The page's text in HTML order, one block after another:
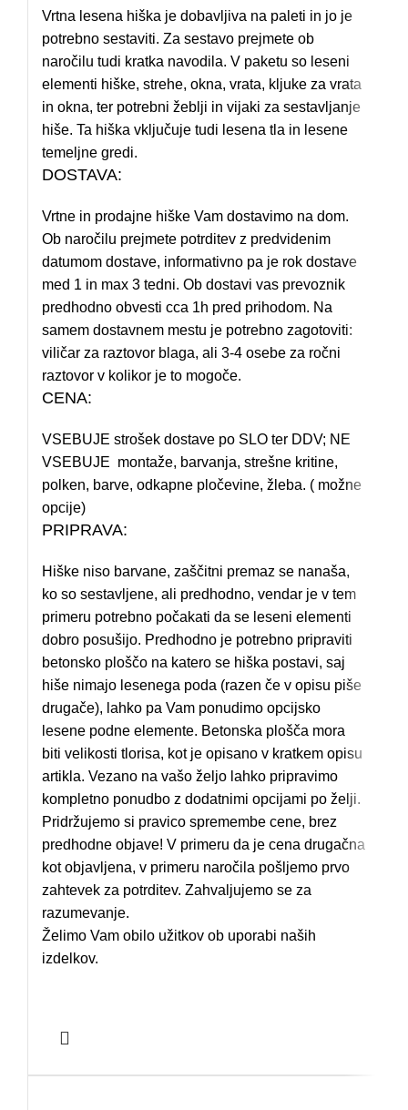
Vrtna lesena hiška je dobavljiva na paleti in jo je
potrebno sestaviti. Za sestavo prejmete ob
naročilu tudi kratka navodila. V paketu so leseni
elementi hiške, strehe, okna, vrata, kljuke za vrata
in okna, ter potrebni žeblji in vijaki za sestavljanje
hiše. Ta hiška vključuje tudi lesena tla in lesene
temeljne gredi.
DOSTAVA:
Vrtne in prodajne hiške Vam dostavimo na dom.
Ob naročilu prejmete potrditev z predvidenim
datumom dostave, informativno pa je rok dostave
med 1 in max 3 tedni. Ob dostavi vas prevoznik
predhodno obvesti cca 1h pred prihodom. Na
samem dostavnem mestu je potrebno zagotoviti:
viličar za raztovor blaga, ali 3-4 osebe za ročni
raztovor v kolikor je to mogoče.
CENA:
VSEBUJE strošek dostave po SLO ter DDV; NE
VSEBUJE montaže, barvanja, strešne kritine,
polken, barve, odkapne pločevine, žleba. ( možne
opcije)
PRIPRAVA:
Hiške niso barvane, zaščitni premaz se nanaša,
ko so sestavljene, ali predhodno, vendar je v tem
primeru potrebno počakati da se leseni elementi
dobro posušijo. Predhodno je potrebno pripraviti
betonsko ploščo na katero se hiška postavi, saj
hiše nimajo lesenega poda (razen če v opisu piše
drugače), lahko pa Vam ponudimo opcijsko
lesene podne elemente. Betonska plošča mora
biti velikosti tlorisa, kot je opisano v kratkem opisu
artikla. Vezano na vašo željo lahko pripravimo
kompletno ponudbo z dodatnimi opcijami po želji.
Pridržujemo si pravico spremembe cene, brez
predhodne objave! V primeru da je cena drugačna
kot objavljena, v primeru naročila pošljemo prvo
zahtevek za potrditev. Zahvaljujemo se za
razumevanje.
Želimo Vam obilo užitkov ob uporabi naših
izdelkov.